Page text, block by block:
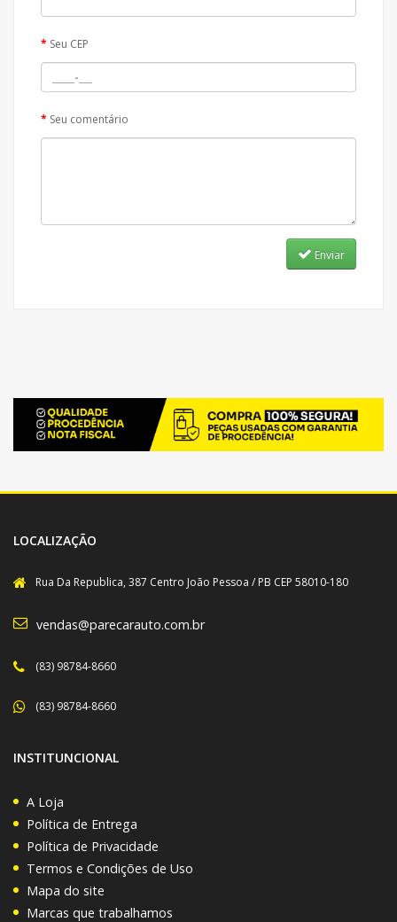
Seu CEP
Seu comentário
Enviar
LOCALIZAÇÃO
Rua Da Republica, 387 Centro João Pessoa / PB CEP 58010-180
vendas@parecarauto.com.br
(83) 98784-8660
(83) 98784-8660
INSTITUNCIONAL
A Loja
Política de Entrega
Política de Privacidade
Termos e Condições de Uso
Mapa do site
Marcas que trabalhamos